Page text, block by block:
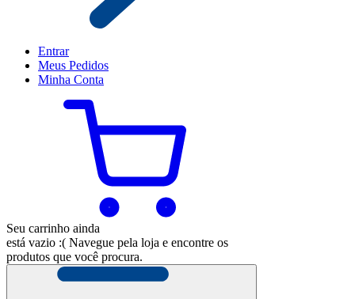
Entrar
Meus Pedidos
Minha Conta
Seu carrinho ainda
está vazio :( Navegue pela loja e encontre os
produtos que você procura.